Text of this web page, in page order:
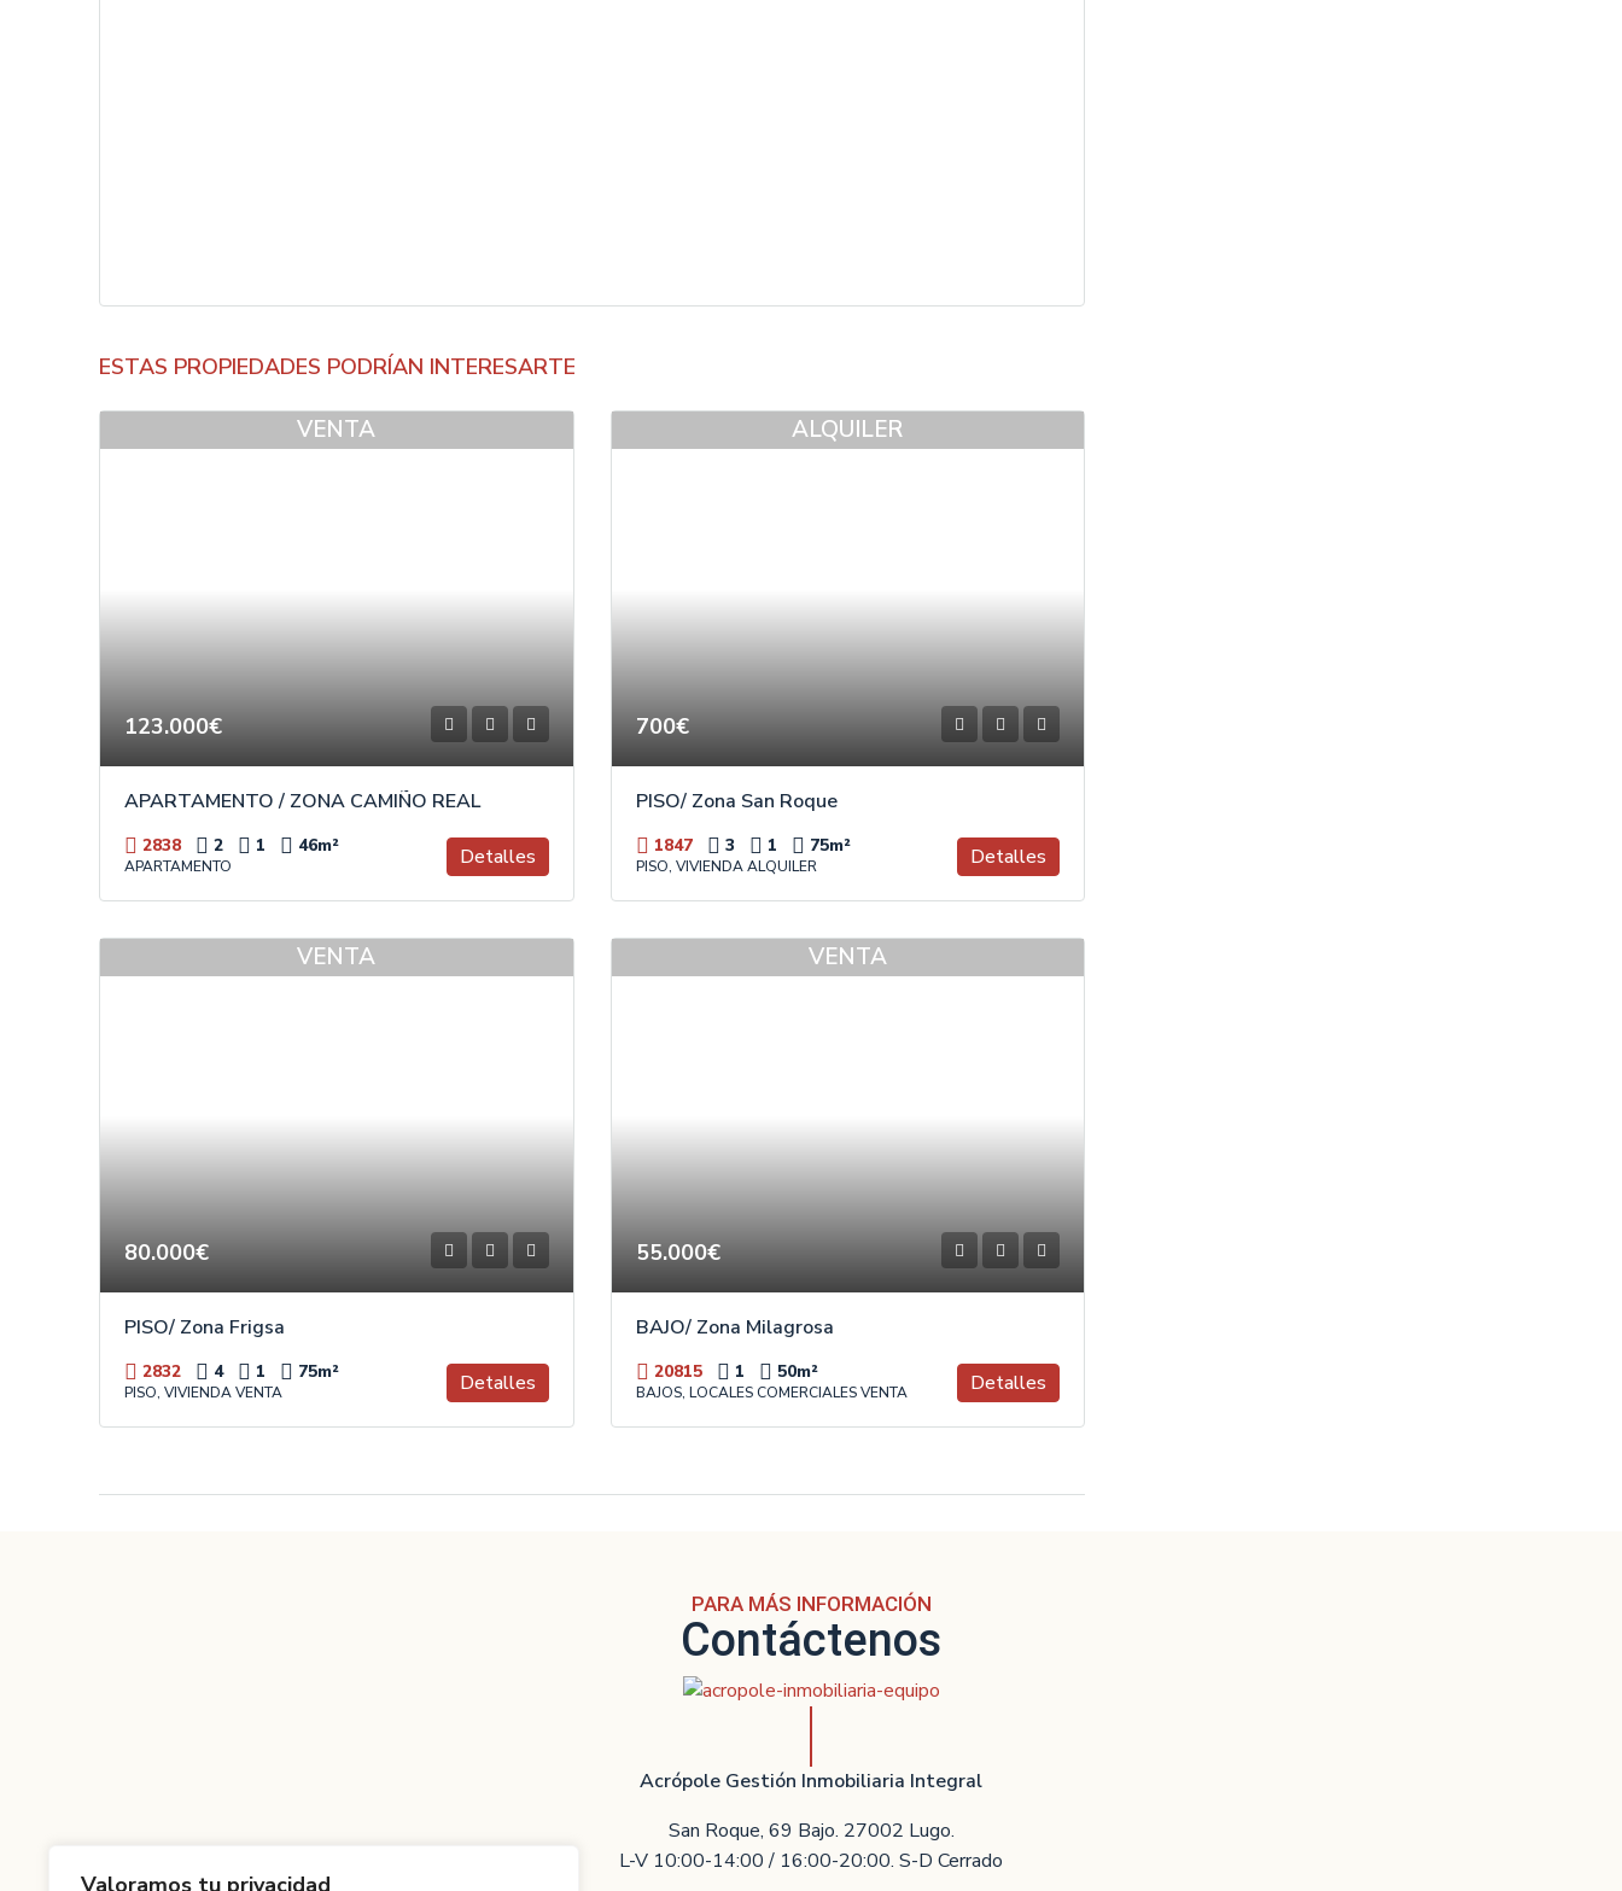
Valoramos tu privacidad
ESTAS PROPIEDADES PODRÍAN INTERESARTE
VENTA
123.000€
APARTAMENTO / ZONA CAMIÑO REAL
2838 2 1 46m²
APARTAMENTO Detalles
ALQUILER
700€
PISO/ Zona San Roque
1847 3 1 75m²
PISO, VIVIENDA ALQUILER Detalles
VENTA
80.000€
PISO/ Zona Frigsa
2832 4 1 75m²
PISO, VIVIENDA VENTA Detalles
VENTA
55.000€
BAJO/ Zona Milagrosa
20815 1 50m²
BAJOS, LOCALES COMERCIALES VENTA Detalles
PARA MÁS INFORMACIÓN
Contáctenos
Acrópole Gestión Inmobiliaria Integral
San Roque, 69 Bajo. 27002 Lugo.
L-V 10:00-14:00 / 16:00-20:00. S-D Cerrado